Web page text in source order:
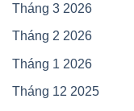
Tháng 3 2026
Tháng 2 2026
Tháng 1 2026
Tháng 12 2025